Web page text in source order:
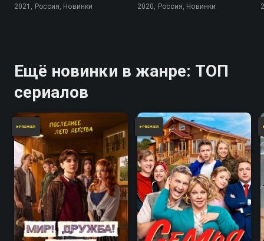
2021, Россия, Новинки 2020, Россия, Новинки
Ещё новинки в жанре: ТОП
сериалов